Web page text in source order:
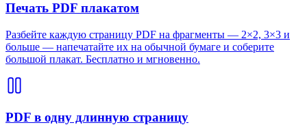
Печать PDF плакатом
Разбейте каждую страницу PDF на фрагменты — 2×2, 3×3 и
больше — напечатайте их на обычной бумаге и соберите
большой плакат. Бесплатно и мгновенно.
PDF в одну длинную страницу